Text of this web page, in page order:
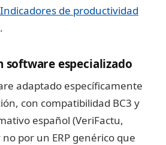
Indicadores de productividad
.
software especializado
adaptado específicamente
con compatibilidad BC3 y
español (VeriFactu,
por un ERP genérico que